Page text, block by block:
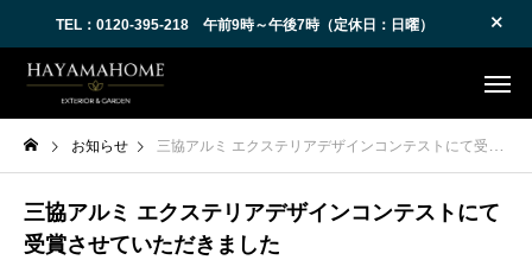
TEL：0120-395-218 午前9時～午後7時（定休日：日曜）
お知らせ 三協アルミ エクステリアデザインコンテストにて受賞させていただきました
三協アルミ エクステリアデザインコンテストにて
受賞させていただきました